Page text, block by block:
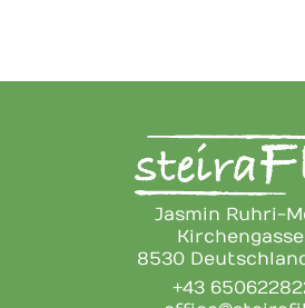
Jasmin Ruhri-
8530
+43